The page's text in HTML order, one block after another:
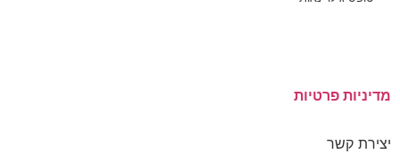
מדיניות פרטיות
יצירת קשר